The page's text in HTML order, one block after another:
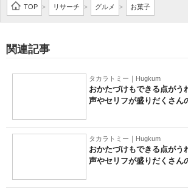
TOP > リサーチ > グルメ > お菓子
関連記事
タカラトミー｜Hugkum
おかたづけもできる点がう
声やセリフが盛りだくさ
タカラトミー｜Hugkum
おかたづけもできる点がう
声やセリフが盛りだくさ